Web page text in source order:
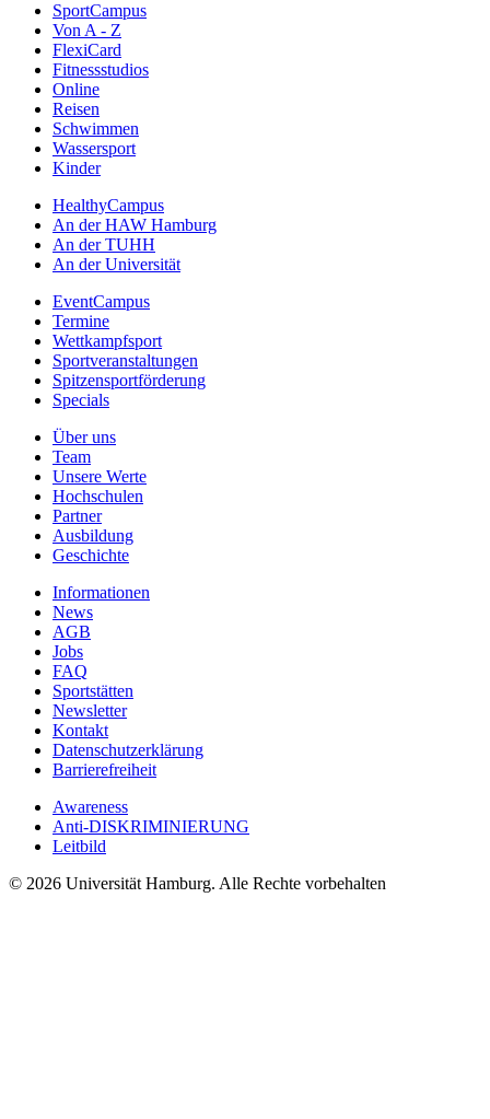
SportCampus
Von A - Z
FlexiCard
Fitnessstudios
Online
Reisen
Schwimmen
Wassersport
Kinder
HealthyCampus
An der HAW Hamburg
An der TUHH
An der Universität
EventCampus
Termine
Wettkampfsport
Sportveranstaltungen
Spitzensportförderung
Specials
Über uns
Team
Unsere Werte
Hochschulen
Partner
Ausbildung
Geschichte
Informationen
News
AGB
Jobs
FAQ
Sportstätten
Newsletter
Kontakt
Datenschutzerklärung
Barrierefreiheit
Awareness
Anti-DISKRIMINIERUNG
Leitbild
© 2026 Universität Hamburg. Alle Rechte vorbehalten